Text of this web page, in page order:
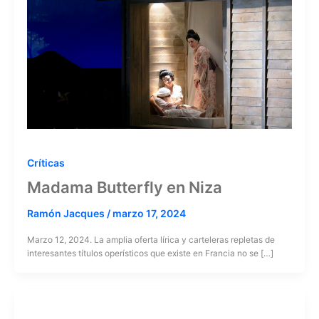
Críticas
Madama Butterfly en Niza
Ramón Jacques / marzo 17, 2024
Marzo 12, 2024. La amplia oferta lírica y carteleras repletas de
interesantes títulos operísticos que existe en Francia no se […]